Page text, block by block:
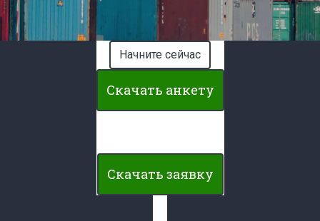
Начните сейчас
Скачать анкету
Скачать заявку